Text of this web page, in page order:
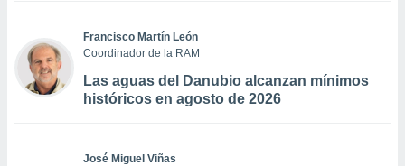
Francisco Martín León
Coordinador de la RAM
Las aguas del Danubio alcanzan mínimos
históricos en agosto de 2026
José Miguel Viñas